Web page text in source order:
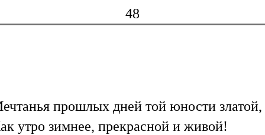
48
прошлых дней той юности златой,
утро зимнее, прекрасной и живой!